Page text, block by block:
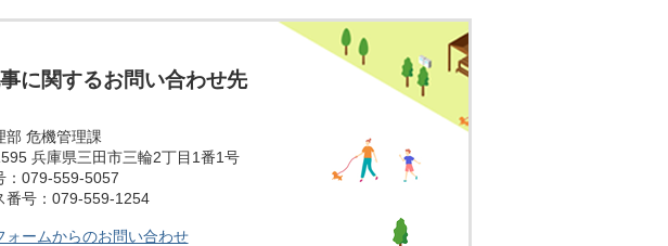
に関するお問い合わせ先
部 危機管理課
兵庫県三田市三輪2丁目1番1号
：079-559-5057
番号：079-559-1254
ォームからのお問い合わせ